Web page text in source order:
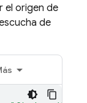
el origen de
de